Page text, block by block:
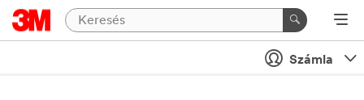
Számla